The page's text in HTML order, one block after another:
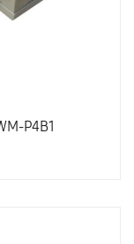
P4B1